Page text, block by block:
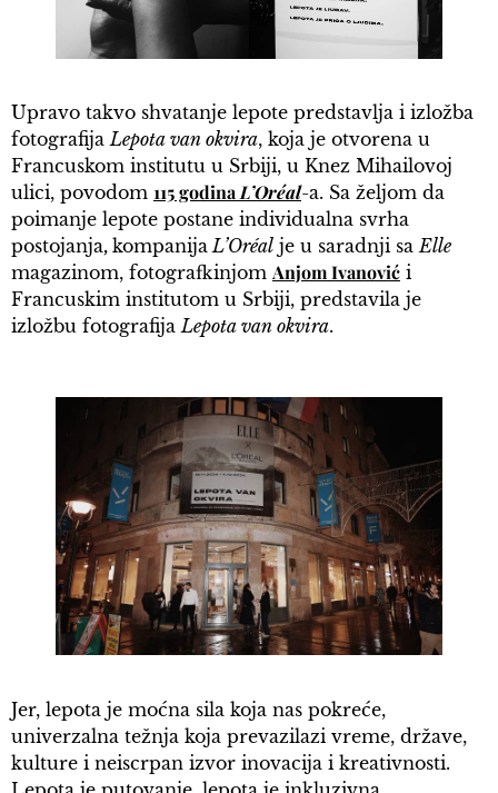
Upravo takvo shvatanje lepote predstavlja i izložba
fotografija Lepota van okvira, koja je otvorena u
Francuskom institutu u Srbiji, u Knez Mihailovoj
ulici, povodom 115 godina L’Oréal-a. Sa željom da
poimanje lepote postane individualna svrha
postojanja, kompanija L’Oréal je u saradnji sa Elle
magazinom, fotografkinjom Anjom Ivanović i
Francuskim institutom u Srbiji, predstavila je
izložbu fotografija Lepota van okvira.
Jer, lepota je moćna sila koja nas pokreće,
univerzalna težnja koja prevazilazi vreme, države,
kulture i neiscrpan izvor inovacija i kreativnosti.